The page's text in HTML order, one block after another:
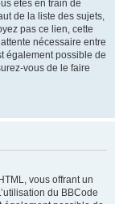
êtes en train de
de la liste des sujets,
pas ce lien, cette
nécessaire entre
également possible de
vous de le faire
vous offrant un
du BBCode